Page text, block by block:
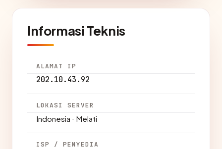
Informasi Teknis
ALAMAT IP
202.10.43.92
LOKASI SERVER
Indonesia · Melati
ISP / PENYEDIA